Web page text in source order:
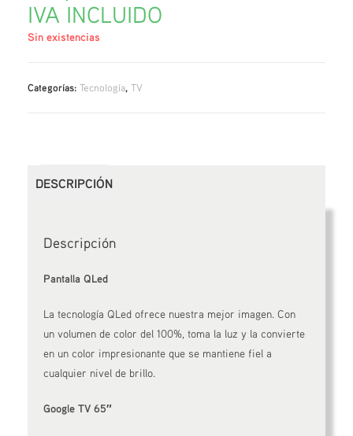
IVA INCLUIDO
Sin existencias
Categorías:Tecnología,TV
DESCRIPCIÓN
Descripción
Pantalla QLed
La tecnología QLed ofrece nuestra mejor imagen. Con
un volumen de color del 100%, toma la luz y la convierte
en un color impresionante que se mantiene fiel a
cualquier nivel de brillo.
Google TV 65″